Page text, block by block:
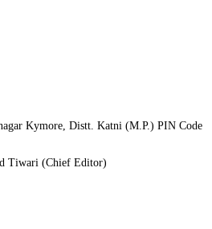
Kymore, Distt. Katni (M.P.) PIN Code
Tiwari (Chief Editor)